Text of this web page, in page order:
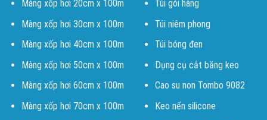
Màng xốp hơi 20cm x 100m
Màng xốp hơi 30cm x 100m
Màng xốp hơi 40cm x 100m
Màng xốp hơi 50cm x 100m
Màng xốp hơi 60cm x 100m
Màng xốp hơi 70cm x 100m
Túi gói hàng
Túi niêm phong
Túi bóng đen
Dụng cụ cắt băng keo
Cao su non Tombo 9082
Keo nến silicone